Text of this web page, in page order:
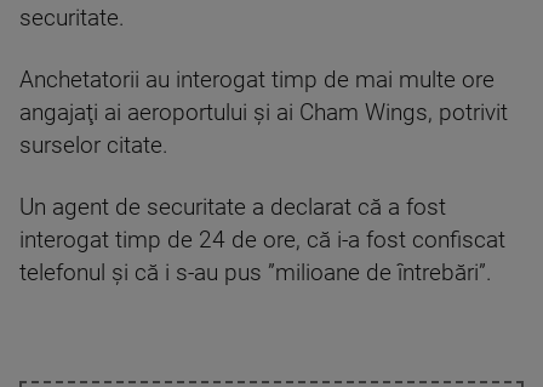
securitate.
Anchetatorii au interogat timp de mai multe ore
angajaţi ai aeroportului şi ai Cham Wings, potrivit
surselor citate.
Un agent de securitate a declarat că a fost
interogat timp de 24 de ore, că i-a fost confiscat
telefonul şi că i s-au pus ”milioane de întrebări”.